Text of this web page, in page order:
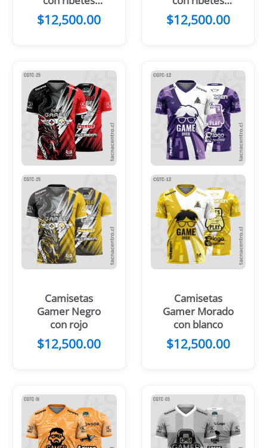
celestes
$12,500.00
rosados
$12,500.00
Camisetas
Gamer Negro
con rojo
$12,500.00
Camisetas
Gamer Morado
con blanco
$12,500.00